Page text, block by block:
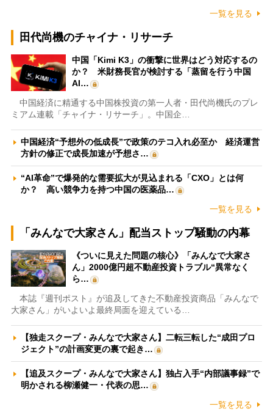
一覧を見る
田代尚機のチャイナ・リサーチ
中国「Kimi K3」の衝撃に世界はどう対応するの
か？ 米財務長官が検討する「蒸留を行う中国
AI…
中国経済に精通する中国株投資の第一人者・田代尚機氏のプレ
ミアム連載「チャイナ・リサーチ」。中国企…
中国経済“予想外の低成長”で政策のテコ入れ必至か 経済運営
方針の修正で成長加速が予想さ…
“AI革命”で爆発的な需要拡大が見込まれる「CXO」とは何
か？ 高い競争力を持つ中国の医薬品…
一覧を見る
「みんなで大家さん」配当ストップ騒動の内幕
《ついに見えた問題の核心》「みんなで大家さ
ん」2000億円超不動産投資トラブル“異常なく
ら…
本誌『週刊ポスト』が追及してきた不動産投資商品「みんなで
大家さん」がいよいよ最終局面を迎えている…
【独走スクープ・みんなで大家さん】二転三転した“成田プロ
ジェクト”の計画変更の裏で起き…
【追及スクープ・みんなで大家さん】独占入手“内部議事録”で
明かされる柳瀬健一・代表の思…
一覧を見る